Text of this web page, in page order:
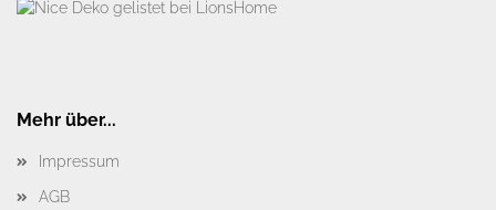
Mehr über...
Impressum
AGB